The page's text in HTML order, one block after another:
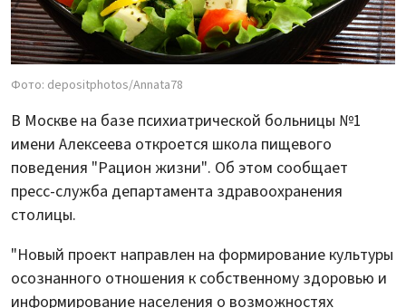
Фото: depositphotos/Annata78
В Москве на базе психиатрической больницы №1
имени Алексеева откроется школа пищевого
поведения "Рацион жизни". Об этом сообщает
пресс-служба департамента здравоохранения
столицы.
"Новый проект направлен на формирование культуры
осознанного отношения к собственному здоровью и
информирование населения о возможностях